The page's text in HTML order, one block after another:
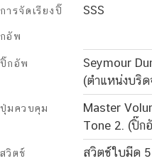
การจัดเรียงปิ๊
กอัพ
SSS
ปิ๊กอัพ
Seymour
(ตำแหน่งบริด
ปุ่มควบคุม
Master
Tone 2. (ปิ๊ก
สวิตช์ สวิตช์ใบมีด